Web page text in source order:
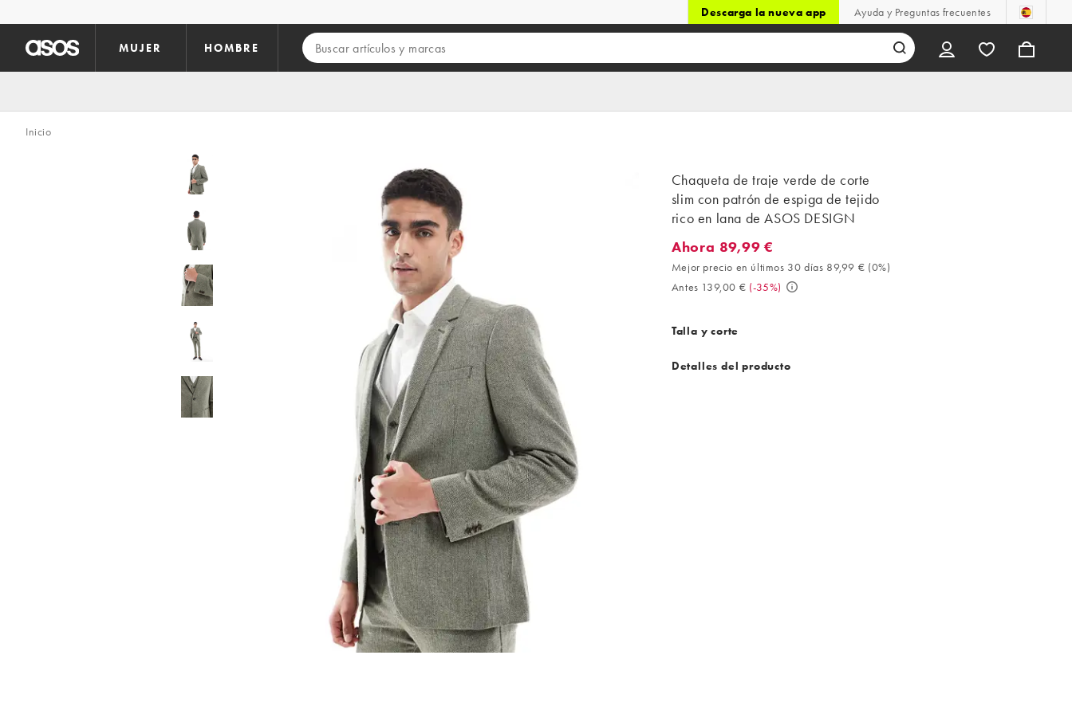
Descarga la nueva app Ayuda y Preguntas frecuentes
MUJER HOMBRE
Inicio
Chaqueta de traje verde de corte
slim con patrón de espiga de tejido
rico en lana de ASOS DESIGN
Ahora 89,99 €. Mejor precio en últimos 30 días 89,99 € (0%). Antes
Ahora 89,99 €
Mejor precio en últimos 30 días 89,99 € (0%)
Antes 139,00 € (-35%)
Talla y corte
Detalles del producto